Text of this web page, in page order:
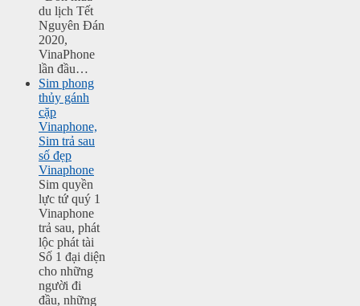
du lịch Tết
Nguyên Đán
2020,
VinaPhone
lần đầu…
Sim phong
thủy gánh
cặp
Vinaphone,
Sim trả sau
số đẹp
Vinaphone
Sim quyền
lực tứ quý 1
Vinaphone
trả sau, phát
lộc phát tài
Số 1 đại diện
cho những
người đi
đầu, những